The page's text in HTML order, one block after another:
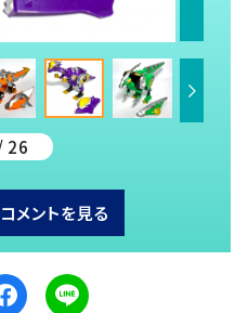
26
メントを見る